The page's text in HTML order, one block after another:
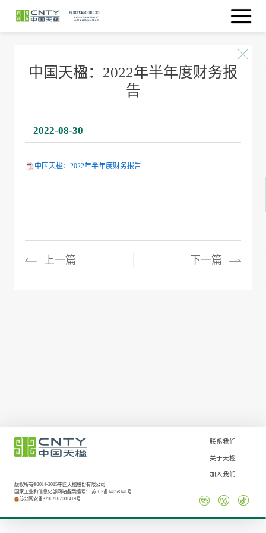
中国天楹：2022年半年度财务报
告
2022-08-30
中国天楹：2022年半年度财务报告
上一篇 下一篇
版权所有©2014-2015中国天楹股份有限公司
国家工业和信息化部网站备案编号： 苏ICP备14058141号
苏公网安备32062102001419号
联系我们
关于天楹
加入我们